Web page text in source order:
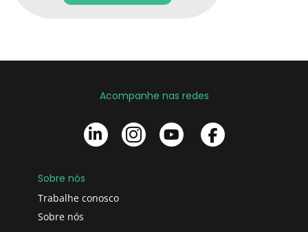
Acompanhe nas redes
Sobre nós
Trabalhe conosco
Sobre nós